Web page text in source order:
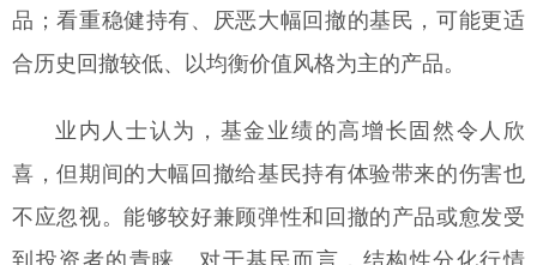
品；看重稳健持有、厌恶大幅回撤的基民，可能更适
合历史回撤较低、以均衡价值风格为主的产品。
业内人士认为，基金业绩的高增长固然令人欣
喜，但期间的大幅回撤给基民持有体验带来的伤害也
不应忽视。能够较好兼顾弹性和回撤的产品或愈发受
到投资者的青睐。对于基民而言，结构性分化行情